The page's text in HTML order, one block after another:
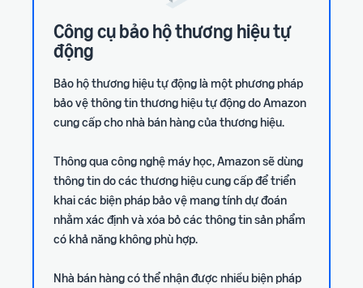
Công cụ bảo hộ thương hiệu tự
động
Bảo hộ thương hiệu tự động là một phương pháp
bảo vệ thông tin thương hiệu tự động do Amazon
cung cấp cho nhà bán hàng của thương hiệu.
Thông qua công nghệ máy học, Amazon sẽ dùng
thông tin do các thương hiệu cung cấp để triển
khai các biện pháp bảo vệ mang tính dự đoán
nhằm xác định và xóa bỏ các thông tin sản phẩm
có khả năng không phù hợp.
Nhà bán hàng có thể nhận được nhiều biện pháp